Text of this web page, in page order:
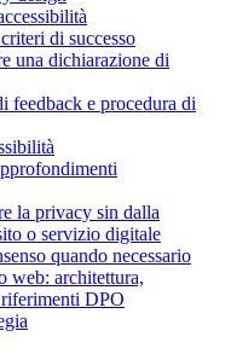
di successo
una dichiarazione di
feedback e procedura di
la privacy sin dalla
o servizio digitale
quando necessario
web: architettura,
DPO